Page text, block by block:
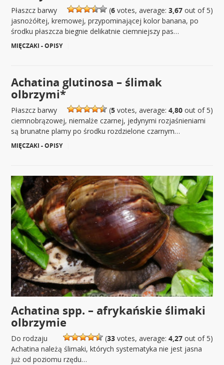
(6votes, average: 3,67out of 5)
Płaszcz barwy
jasnożółtej, kremowej, przypominającej kolor banana, po
środku płaszcza biegnie delikatnie ciemniejszy pas…
MIĘCZAKI - OPISY
Achatina glutinosa – ślimak
olbrzymi*
(5votes, average: 4,80out of 5)
Płaszcz barwy
ciemnobrązowej, niemalże czarnej, jedynymi rozjaśnieniami
są brunatne plamy po środku rozdzielone czarnym…
MIĘCZAKI - OPISY
Achatina spp. – afrykańskie ślimaki
olbrzymie
(33votes, average: 4,27out of 5)
Do rodzaju
Achatina należą ślimaki, których systematyka nie jest jasna
już od poziomu rzędu…